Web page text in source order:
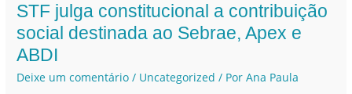
STF julga constitucional a contribuição
social destinada ao Sebrae, Apex e
ABDI
Deixe um comentário / Uncategorized / PorAna Paula
STF
julga
constitucional